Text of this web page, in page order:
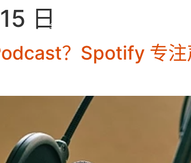
全方位服务
日
？Spotify 专